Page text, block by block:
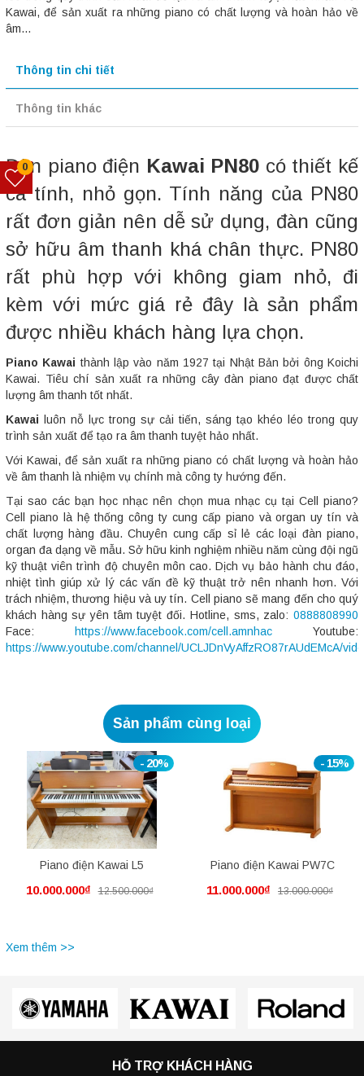
Kawai, để sản xuất ra những piano có chất lượng và hoàn hảo về
âm...
Thông tin chi tiết
Thông tin khác
Đàn piano điện Kawai PN80 có thiết kế
cá tính, nhỏ gọn. Tính năng của PN80
rất đơn giản nên dễ sử dụng, đàn cũng
sở hữu âm thanh khá chân thực. PN80
rất phù hợp với không giam nhỏ, đi
kèm với mức giá rẻ đây là sản phẩm
được nhiều khách hàng lựa chọn.
Piano Kawai thành lập vào năm 1927 tại Nhật Bản bởi ông Koichi
Kawai. Tiêu chí sản xuất ra những cây đàn piano đạt được chất
lượng âm thanh tốt nhất.
Kawai luôn nỗ lực trong sự cải tiến, sáng tạo khéo léo trong quy
trình sản xuất để tạo ra âm thanh tuyệt hảo nhất.
Với Kawai, để sản xuất ra những piano có chất lượng và hoàn hảo
về âm thanh là nhiệm vụ chính mà công ty hướng đến.
Tại sao các bạn học nhạc nên chọn mua nhạc cụ tại Cell piano?
Cell piano là hệ thống công ty cung cấp piano và organ uy tín và
chất lượng hàng đầu. Chuyên cung cấp sỉ lẻ các loại đàn piano,
organ đa dạng về mẫu. Sở hữu kinh nghiệm nhiều năm cùng đội ngũ
kỹ thuật viên trình độ chuyên môn cao. Dịch vụ bảo hành chu đáo,
nhiệt tình giúp xử lý các vấn đề kỹ thuật trở nên nhanh hơn. Với
trách nhiệm, thương hiệu và uy tín. Cell piano sẽ mang đến cho quý
khách hàng sự yên tâm tuyệt đối. Hotline, sms, zalo: 0888808990
Face:
https://www.facebook.com/cell.amnhac Youtube:
https://www.youtube.com/channel/UCLJDnVyAffzRO87rAUdEMcA/
Sản phẩm cùng loại
- 20%
Piano điện Kawai L5
10.000.000₫ 12.500.000₫
- 15%
Piano điện Kawai PW7C
11.000.000₫ 13.000.000₫
Xem thêm >>
HỖ TRỢ KHÁCH HÀNG
0